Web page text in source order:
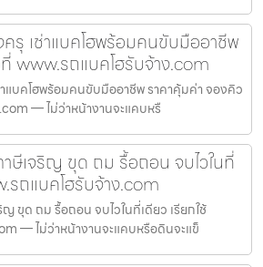
ครุ เช่าแบคโฮพร้อมคนขับมืออาชีพ
www.รถแบคโฮรับจ้าง.com
าแบคโฮพร้อมคนขับมืออาชีพ ราคาคุ้มค่า จองคิว
— ไม่ว่าหน้างานจะแคบหรื
ษีเจริญ ขุด ถม รื้อถอน จบไวในที่
รถแบคโฮรับจ้าง.com
ขุด ถม รื้อถอน จบไวในที่เดียว เรียกใช้
— ไม่ว่าหน้างานจะแคบหรือดินจะแข็